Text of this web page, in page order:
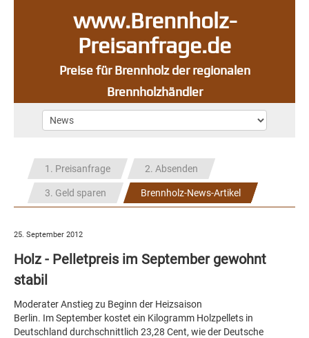
www.Brennholz-
Preisanfrage.de
Preise für Brennholz der regionalen
Brennholzhändler
1. Preisanfrage 2. Absenden
3. Geld sparen Brennholz-News-Artikel
25. September 2012
Holz - Pelletpreis im September gewohnt
stabil
Moderater Anstieg zu Beginn der Heizsaison
Berlin. Im September kostet ein Kilogramm Holzpellets in
Deutschland durchschnittlich 23,28 Cent, wie der Deutsche